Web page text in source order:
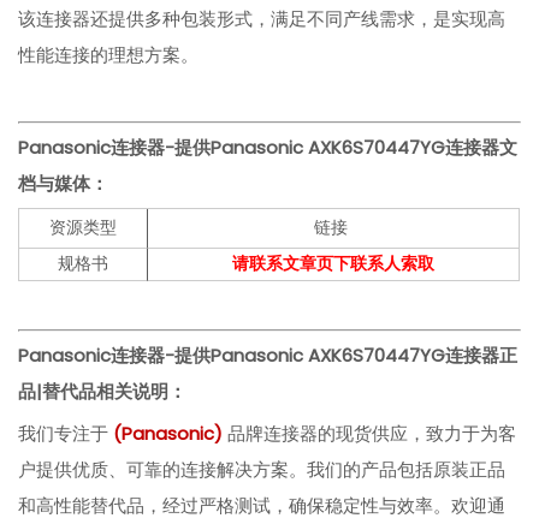
该连接器还提供多种包装形式，满足不同产线需求，是实现高
性能连接的理想方案。
Panasonic连接器-提供Panasonic AXK6S70447YG连接器文
档与媒体：
资源类型
链接
规格书
请联系文章页下联系人索取
Panasonic连接器-提供Panasonic AXK6S70447YG连接器正
品|替代品相关说明：
我们专注于 (Panasonic) 品牌连接器的现货供应，致力于为客
户提供优质、可靠的连接解决方案。我们的产品包括原装正品
和高性能替代品，经过严格测试，确保稳定性与效率。欢迎通